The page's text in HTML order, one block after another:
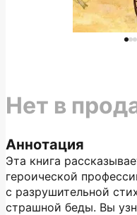
Аннотация
Эта книга
героической
с разрушительной
страшной беды. Вы
Нет в